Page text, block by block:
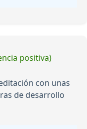
positiva)
con unas
de desarrollo